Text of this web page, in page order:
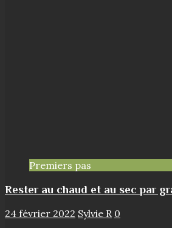
Premiers pas
Rester au chaud et au sec par
24 février 2022 Sylvie R 0